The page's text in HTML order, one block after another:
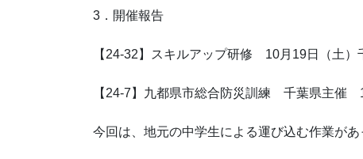
3．開催報告
【24-32】スキルアップ研修 10月19日（
【24-7】九都県市総合防災訓練 千葉県主
今回は、地元の中学生による運び込む作業があ